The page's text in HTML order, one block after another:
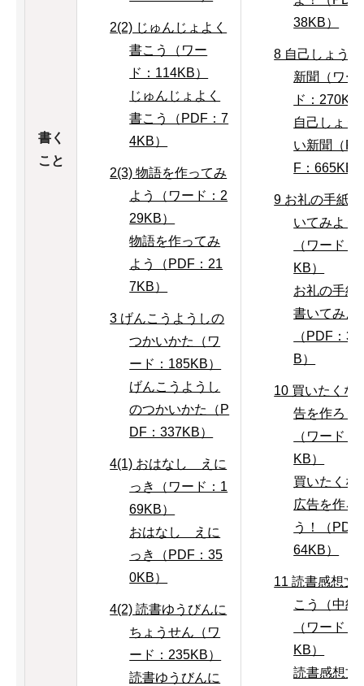
書く
こと
2(2) じゅんじょよく
書こう（ワー
ド：114KB）
じゅんじょよく
書こう（PDF：7
4KB）
2(3) 物語を作ってみ
よう（ワード：2
29KB）
物語を作ってみ
よう（PDF：21
7KB）
3 げんこうようしの
つかいかた（ワ
ード：185KB）
げんこうようし
のつかいかた（P
DF：337KB）
4(1) おはなし えに
っき（ワード：1
69KB）
おはなし えに
っき（PDF：35
0KB）
4(2) 読書ゆうびんに
ちょうせん（ワ
ード：235KB）
読書ゆうびんに
38KB）
8 自己しょう
新聞（ワー
ド：270KB
自己しょう
い新聞（PD
F：665KB
9 お礼の手紙
いてみよう
（ワード：
KB）
お礼の手紙
書いてみよ
（PDF：
B）
10 買いたくな
告を作ろう
（ワード：
KB）
買いたくな
広告を作ろ
う！（PDF
64KB）
11 読書感想文
こう（中級
（ワード：
KB）
読書感想文